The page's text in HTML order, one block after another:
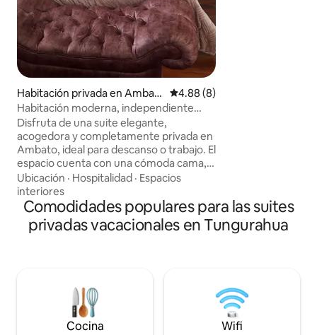
Habitación privada en Ambat
o
Calificación promedio: 4.88
4.88 (8)
Habitación moderna, independiente
parqueo y Wi-Fi
Disfruta de una suite elegante,
acogedora y completamente privada en
Ambato, ideal para descanso o trabajo. El
espacio cuenta con una cómoda cama,
TV, baño privado, iluminación agradable
y una decoración moderna estilo hotel.
Ubicada en una zona tranquila y segura.
Incluye WiFi gratuito durante toda tu
estadía y parqueo dentro de la
ofrecemos comodidad, privacidad y
Ubicación · Hospitalidad · Espacios
interiores
Comodidades populares para las suites
privadas vacacionales en Tungurahua
Cocina Wifi